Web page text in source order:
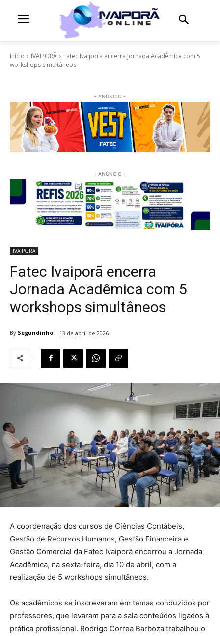
Início IVAIPORÃ
Fatec Ivaiporã encerra Jornada Acadêmica com 5
workshops simultâneos
- ANÚNCIO -
- ANÚNCIO -
IVAIPORÃ
Fatec Ivaiporã encerra
Jornada Acadêmica com 5
workshops simultâneos
By Segundinho 13 de abril de 2026
A coordenação dos cursos de Ciências Contábeis,
Gestão de Recursos Humanos, Gestão Financeira e
Gestão Comercial da Fatec Ivaiporã encerrou a Jornada
Acadêmica, na sexta-feira, dia 10 de abril, com a
realização de 5 workshops simultâneos.
Os acadêmicos se inscreveram em temas conduzidos por
professores, que levaram para a sala conteúdos ligados à
prática profissional. Rodrigo Correa Barboza trabalhou o